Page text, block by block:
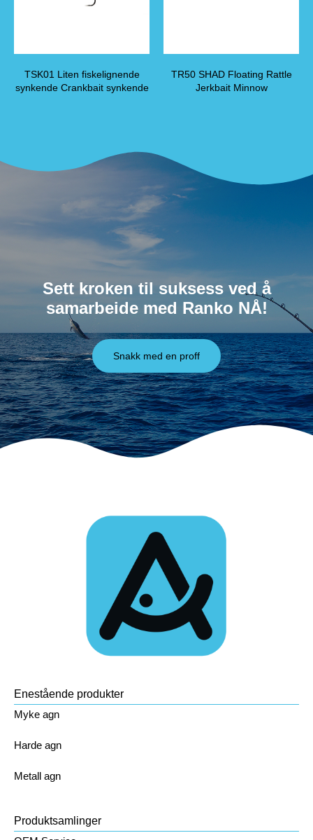
TSK01 Liten fiskelignende
synkende Crankbait synkende
TR50 SHAD Floating Rattle
Jerkbait Minnow
Sett kroken til suksess ved å
samarbeide med Ranko NÅ!
Snakk med en proff
Enestående produkter
Myke agn
Harde agn
Metall agn
Produktsamlinger